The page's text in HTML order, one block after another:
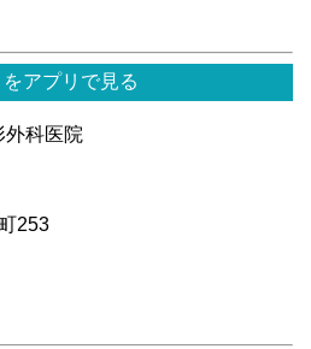
をアプリで見る
科医院
253